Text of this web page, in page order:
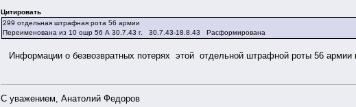
Цитировать
299 отдельная штрафная рота 56 армии
Переименована из 10 ошр 56 А 30.7.43 г. 30.7.43-18.8.43 Расформирована
Информации о безвозвратных потерях этой отдельной штрафной роты 56
С уважением, Анатолий Федоров